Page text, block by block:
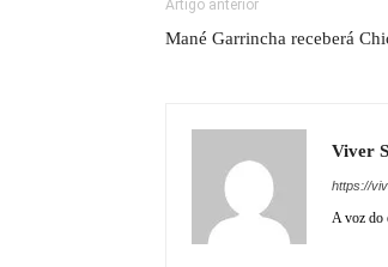
Artigo anterior
Mané Garrincha receberá
Viver
https://
A voz do